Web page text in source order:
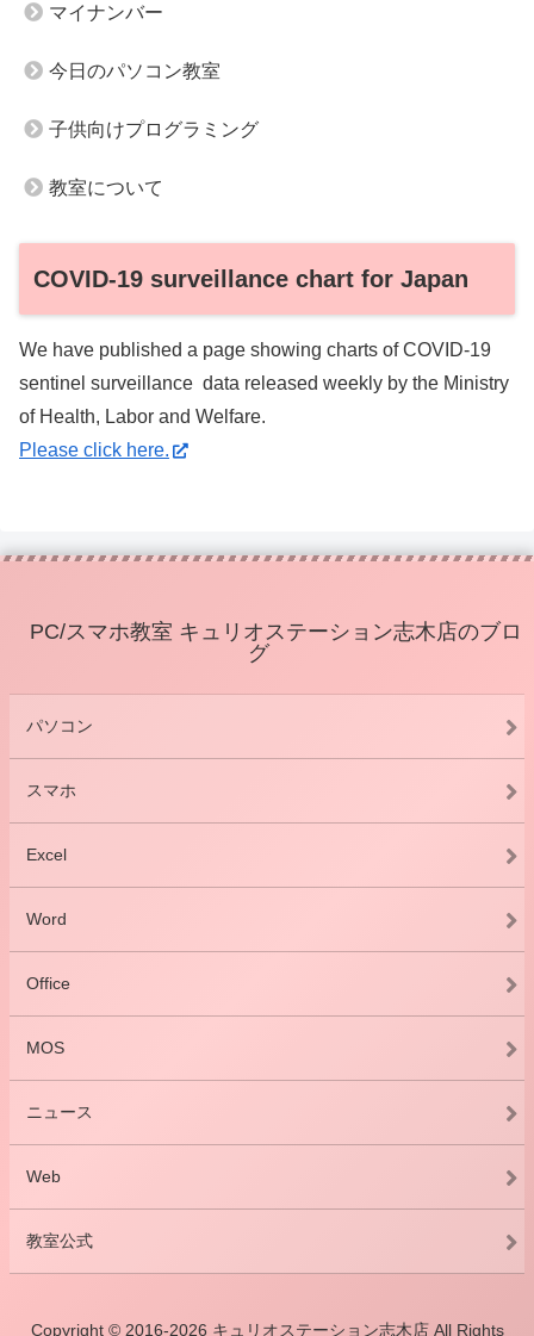
マイナンバー
今日のパソコン教室
子供向けプログラミング
教室について
COVID-19 surveillance chart for Japan
We have published a page showing charts of COVID-19
sentinel surveillance data released weekly by the Ministry
of Health, Labor and Welfare.
Please click here.
PC/スマホ教室 キュリオステーション志木店のブロ
グ
パソコン
スマホ
Excel
Word
Office
MOS
ニュース
Web
教室公式
Copyright © 2016-2026 キュリオステーション志木店 All Rights